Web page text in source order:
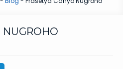
NUGROHO